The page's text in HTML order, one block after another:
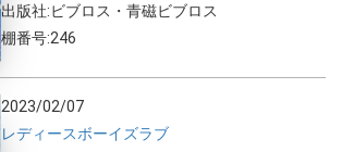
出版社:ビブロス・青磁ビブロス
棚番号:246
2023/02/07
レディースボーイズラブ